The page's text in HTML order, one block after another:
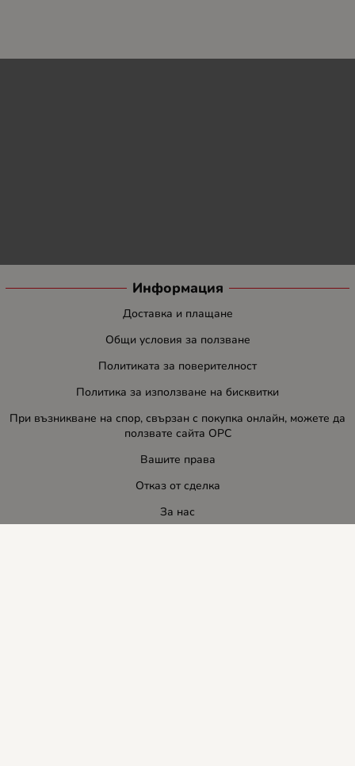
Информация
Доставка и плащане
Общи условия за ползване
Политиката за поверителност
Политика за използване на бисквитки
При възникване на спор, свързан с покупка онлайн, можете да
ползвате сайта ОРС
Вашите права
Отказ от сделка
За нас